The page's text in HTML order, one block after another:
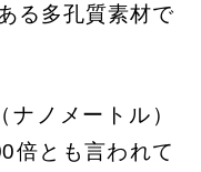
る多孔質素材で
ノメートル）
倍とも言われて